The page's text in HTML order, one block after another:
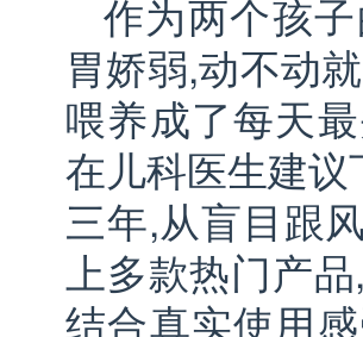
作为两个孩
胃娇弱,动不动
喂养成了每天
在儿科医生建
三年,从盲目跟
上多款热门产
结合真实使用